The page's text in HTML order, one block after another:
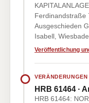
Ferdinandstraße
Ausgeschieden
Isabell,
Veröffentlichung
VERÄNDERUNGEN
HRB 61464 ·
HRB 61464: